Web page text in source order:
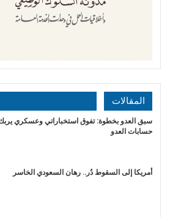
المقالات
سبق العدو بخطوة: تفوق استخباراتي وعسكري
حسابات العدو
أمريكا إلى السقوط دُر.. رهان السعودي الخاسر